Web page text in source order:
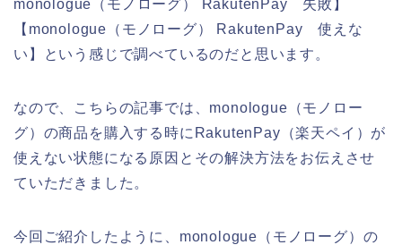
monologue（モノローグ） RakutenPay 失敗】
【monologue（モノローグ） RakutenPay 使えな
い】という感じで調べているのだと思います。
なので、こちらの記事では、monologue（モノロー
グ）の商品を購入する時にRakutenPay（楽天ペイ）が
使えない状態になる原因とその解決方法をお伝えさせ
ていただきました。
今回ご紹介したように、monologue（モノローグ）の